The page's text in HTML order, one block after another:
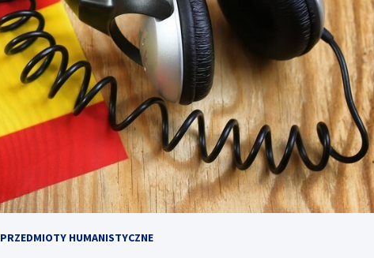
PRZEDMIOTY HUMANISTYCZNE